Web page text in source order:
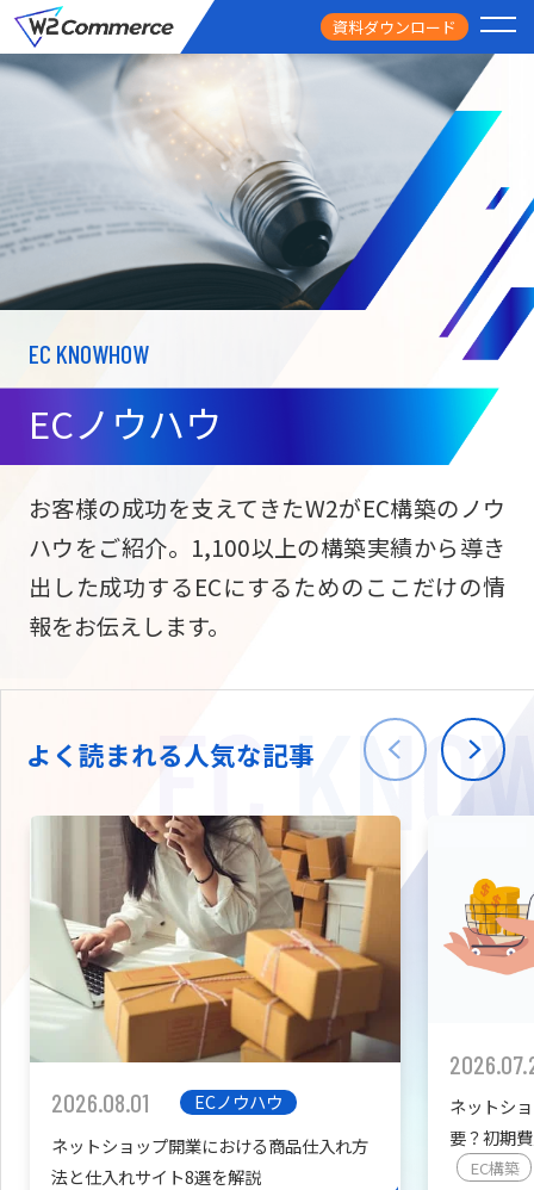
資料ダウンロード
サービス
ECサイト構築
サブスク/定期通販
ECサイト構築
海外進出・現地
W2
拡張プラグイン一覧
カスタマイズ開発
PRICE
料金
FEATURE
導入事例
USEFUL
お役立ち情報
NEWS
ニュース
会社情報
TW
EC KNOWHOW
ECノウハウ
お客様の成功を支えてきたW2がEC構築のノウ
ハウをご紹介。1,100以上の構築実績から導き
出した成功するECにするためのここだけの情
報をお伝えします。
よく読まれる人気な記事
2026.08.01
ECノウハウ
ネットショップ開業における商品仕入れ方
法と仕入れサイト8選を解説
ネットシ
要？初期
を紹介
EC構築